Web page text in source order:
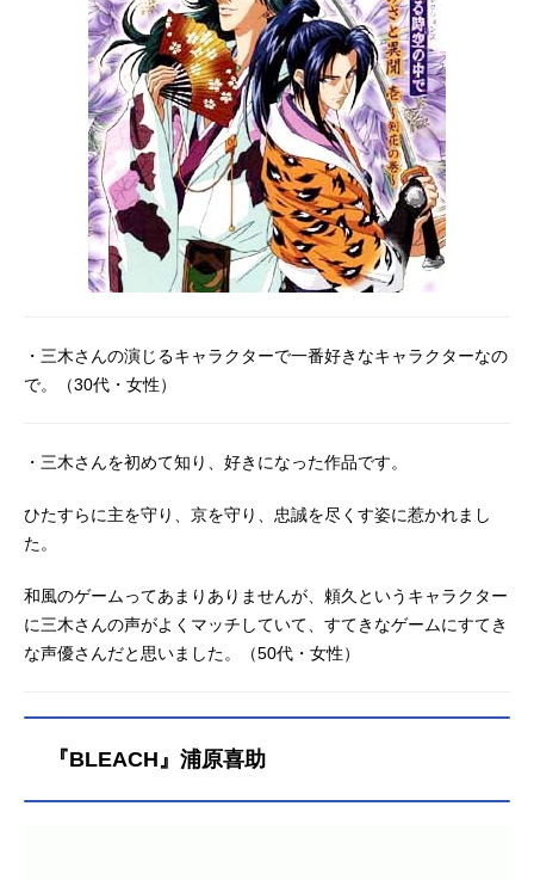
・三木さんの演じるキャラクターで一番好きなキャラクターなの
で。（30代・女性）
・三木さんを初めて知り、好きになった作品です。
ひたすらに主を守り、京を守り、忠誠を尽くす姿に惹かれまし
た。
和風のゲームってあまりありませんが、頼久というキャラクター
に三木さんの声がよくマッチしていて、すてきなゲームにすてき
な声優さんだと思いました。（50代・女性）
『BLEACH』浦原喜助